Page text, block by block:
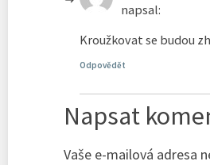
napsal:
Kroužkovat se budou
Odpovědět
Napsat
Vaše e-mailová adresa